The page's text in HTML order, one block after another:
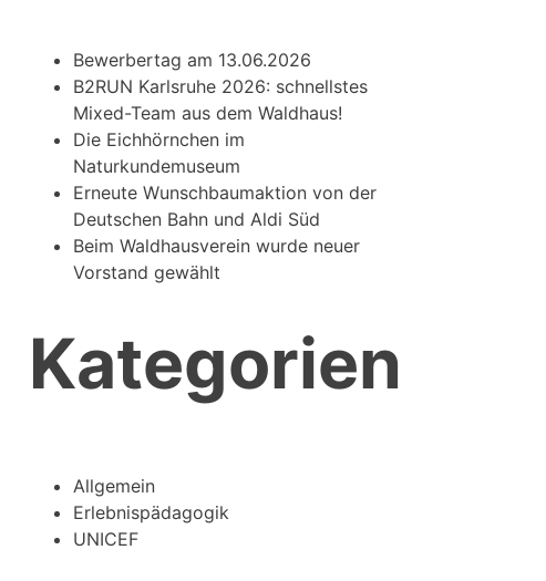
Bewerbertag am 13.06.2026
B2RUN Karlsruhe 2026: schnellstes
Mixed-Team aus dem Waldhaus!
Die Eichhörnchen im
Naturkundemuseum
Erneute Wunschbaumaktion von der
Deutschen Bahn und Aldi Süd
Beim Waldhausverein wurde neuer
Vorstand gewählt
Kategorien
Allgemein
Erlebnispädagogik
UNICEF